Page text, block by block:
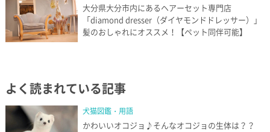
大分県大分市内にあるヘアーセット専門店
「diamond dresser（ダイヤモンドドレッサー）」
髪のおしゃれにオススメ！【ペット同伴可能】
よく読まれている記事
犬猫図鑑・用語
かわいいオコジョ♪そんなオコジョの生体は？？